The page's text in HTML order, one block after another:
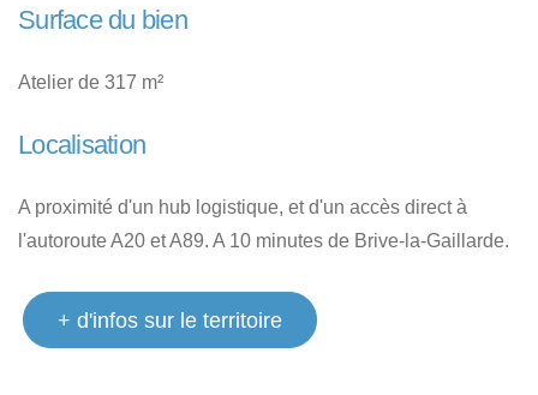
Surface du bien
Atelier de 317 m²
Localisation
A proximité d'un hub logistique, et d'un accès direct à
l'autoroute A20 et A89. A 10 minutes de Brive-la-Gaillarde.
+ d'infos sur le territoire